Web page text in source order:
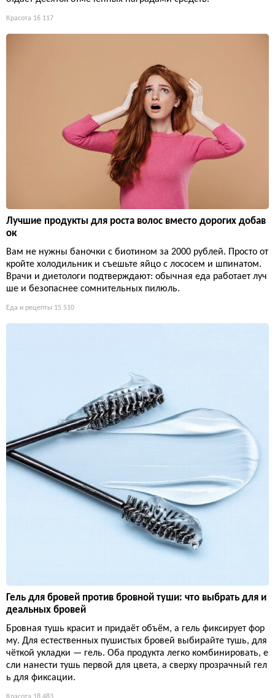
Красота 16 117
Лучшие продукты для роста волос вместо дорогих добав
ок
Вам не нужны баночки с биотином за 2000 рублей. Просто от
кройте холодильник и съешьте яйцо с лососем и шпинатом.
Врачи и диетологи подтверждают: обычная еда работает луч
ше и безопаснее сомнительных пилюль.
Еда и рецепты 15 510
Гель для бровей против бровной туши: что выбрать для и
деальных бровей
Бровная тушь красит и придаёт объём, а гель фиксирует фор
му. Для естественных пушистых бровей выбирайте тушь, для
чёткой укладки — гель. Оба продукта легко комбинировать, е
сли нанести тушь первой для цвета, а сверху прозрачный гел
ь для фиксации.
Красота 18 483